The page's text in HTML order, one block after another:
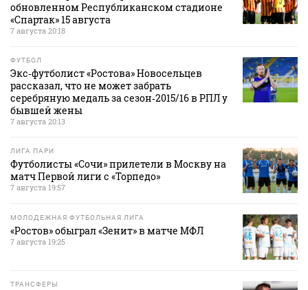
обновленном Республиканском стадионе
«Спартак» 15 августа
7 августа 20:18
ФУТБОЛ
Экс‑футболист «Ростова» Новосельцев
рассказал, что не может забрать
серебряную медаль за сезон‑2015/16 в РПЛ у
бывшей жены
7 августа 20:13
ЛИГА ПАРИ
Футболисты «Сочи» прилетели в Москву на
матч Первой лиги с «Торпедо»
7 августа 19:57
МОЛОДЕЖНАЯ ФУТБОЛЬНАЯ ЛИГА
«Ростов» обыграл «Зенит» в матче МФЛ
7 августа 19:25
ТРАНСФЕРЫ